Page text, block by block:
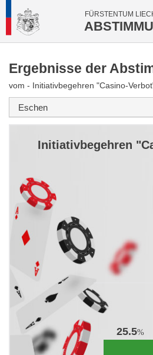
FÜRSTENTUM
Ergebnisse der
vom - Initiativbegehren "Casino-
Initiativbegehren
25.5%